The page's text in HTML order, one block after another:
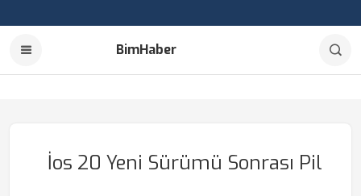
BimHaber
İos 20 Yeni Sürümü Sonrası Pil